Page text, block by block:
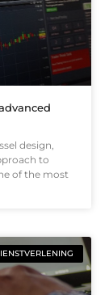
design,
to
of the most